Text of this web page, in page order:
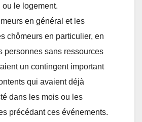
ou le logement.
en général et les
chômeurs en particulier, en
personnes sans ressources
un contingent important
qui avaient déjà
dans les mois ou les
précédant ces événements.